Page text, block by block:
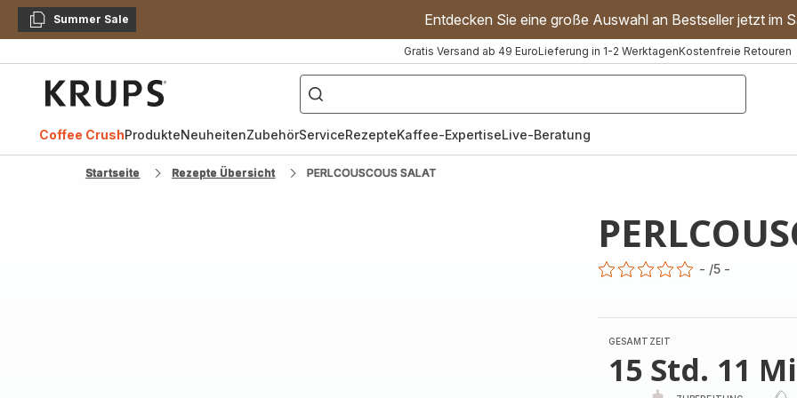
KopierenSummer Sale Entdecken Sie eine große Auswahl an Bestseller jetzt im
Gratis Versand ab 49 EuroLieferung in 1-2 WerktagenKostenfreie Retouren
["Kaffeevollautomat","Handmixer","Waffeleisen"]
Coffee CrushProdukteNeuheitenZubehörServiceRezepteKaffee-ExpertiseLive-Beratung
Startseite Rezepte Übersicht PERLCOUSCOUS SALAT
- /5 -
GESAMTZEIT
15 Std. 11